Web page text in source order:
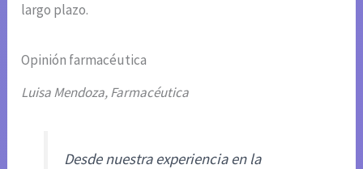
largo plazo.
Opinión farmacéutica
Luisa Mendoza, Farmacéutica
Desde nuestra experiencia en la